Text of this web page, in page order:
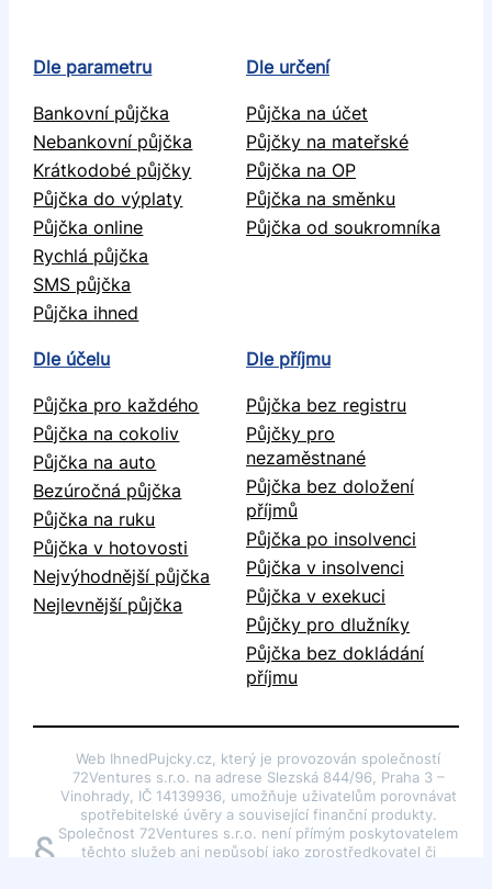
Dle parametru
Bankovní půjčka
Nebankovní půjčka
Krátkodobé půjčky
Půjčka do výplaty
Půjčka online
Rychlá půjčka
SMS půjčka
Půjčka ihned
Dle určení
Půjčka na účet
Půjčky na mateřské
Půjčka na OP
Půjčka na směnku
Půjčka od soukromníka
Dle účelu
Půjčka pro každého
Půjčka na cokoliv
Půjčka na auto
Bezúročná půjčka
Půjčka na ruku
Půjčka v hotovosti
Nejvýhodnější půjčka
Nejlevnější půjčka
Dle příjmu
Půjčka bez registru
Půjčky pro
nezaměstnané
Půjčka bez doložení
příjmů
Půjčka po insolvenci
Půjčka v insolvenci
Půjčka v exekuci
Půjčky pro dlužníky
Půjčka bez dokládání
příjmu
§
Web IhnedPujcky.cz, který je provozován společností
72Ventures s.r.o. na adrese Slezská 844/96, Praha 3 –
Vinohrady, IČ 14139936, umožňuje uživatelům porovnávat
spotřebitelské úvěry a související finanční produkty.
Společnost 72Ventures s.r.o. není přímým poskytovatelem
těchto služeb ani nepůsobí jako zprostředkovatel či